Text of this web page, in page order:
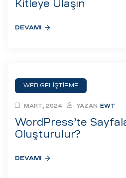
Kitleye Ulaşın
DEVAMI
WEB GELIŞTIRME
WordPress’te
Oluşturulur?
MART, 2024 YAZAN EWT
DEVAMI